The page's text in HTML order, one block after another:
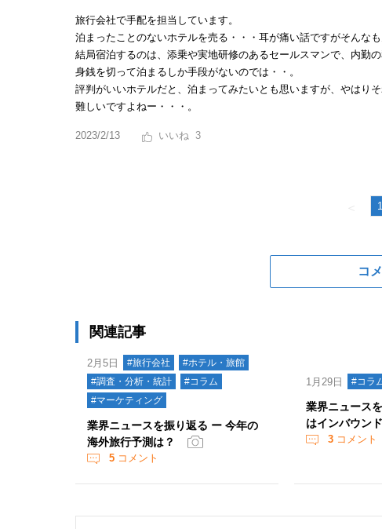
旅行会社で手配を担当しています。
泊まったことのないホテルを売る・・・耳が痛い話ですがそんなも
結局宿泊するのは、添乗や実地研修のあるセールスマンで、内勤
身銭を切って泊まるしか手段がないのでは・・。
評判がいいホテルだと、泊まってみたいとも思いますが、やはり
難しいですよねー・・・。
2023/2/13 3
＜ 1
コ
関連記事
2月5日 #旅行会社
#ホテル・旅館
#調査・分析・統計
#コラム
#マーケティング
業界ニュースを振り返る ー 今年の
海外旅行予測は？
5 コメント
1月29日 #コラ
業界ニュース
はインバウン
3コメント